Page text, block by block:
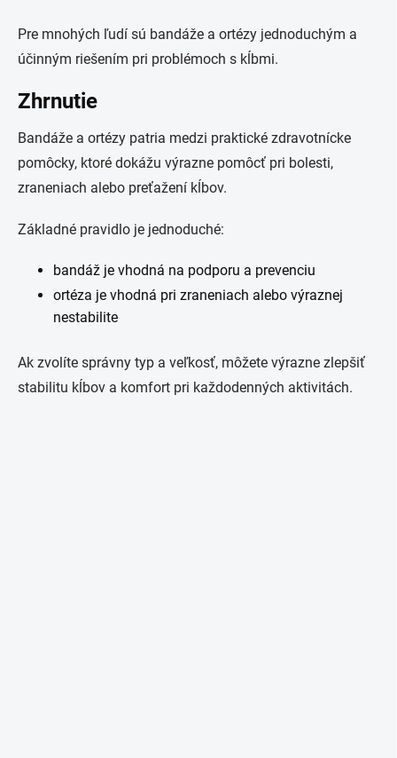
Pre mnohých ľudí sú bandáže a ortézy jednoduchým a
účinným riešením pri problémoch s kĺbmi.
Zhrnutie
Bandáže a ortézy patria medzi praktické zdravotnícke
pomôcky, ktoré dokážu výrazne pomôcť pri bolesti,
zraneniach alebo preťažení kĺbov.
Základné pravidlo je jednoduché:
bandáž je vhodná na podporu a prevenciu
ortéza je vhodná pri zraneniach alebo výraznej
nestabilite
Ak zvolíte správny typ a veľkosť, môžete výrazne zlepšiť
stabilitu kĺbov a komfort pri každodenných aktivitách.